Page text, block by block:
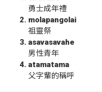
勇士成年禮
molapangolai
祖靈祭
asavasavahe
男性青年
atamatama
父字輩的稱呼